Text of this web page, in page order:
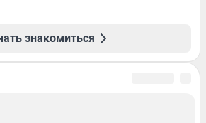
знакомиться